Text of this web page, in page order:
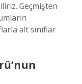
Geçmişten
alt sınıflar